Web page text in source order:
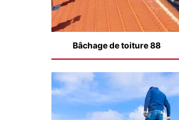
Bâchage de toiture 88